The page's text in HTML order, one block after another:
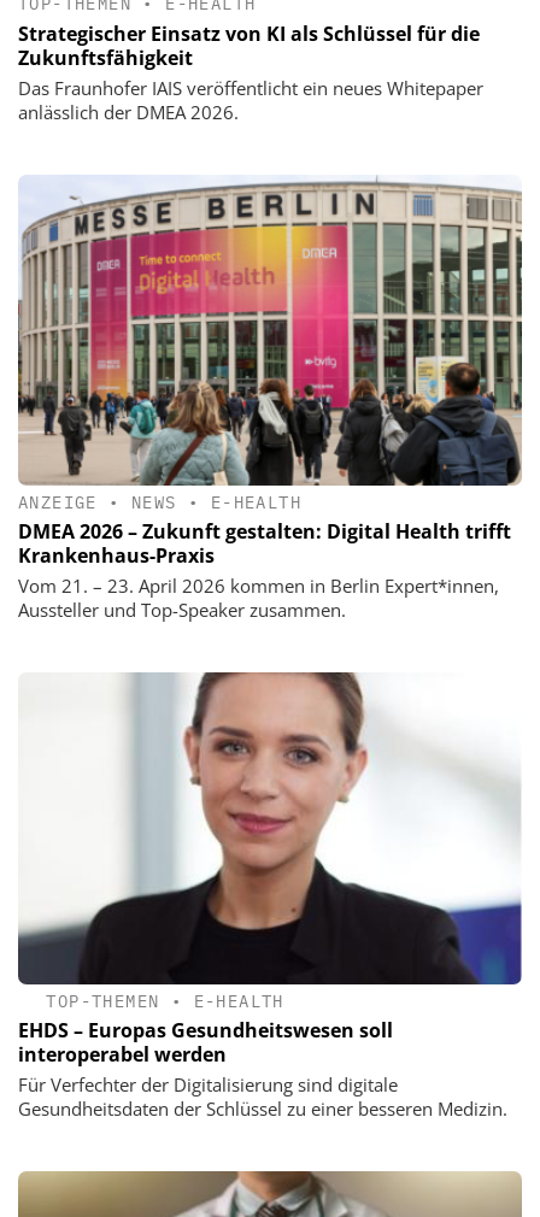
Strategischer Einsatz von KI als Schlüssel für die
Zukunftsfähigkeit
Das Fraunhofer IAIS veröffentlicht ein neues Whitepaper
anlässlich der DMEA 2026.
ANZEIGE • NEWS • E-HEALTH
DMEA 2026 – Zukunft gestalten: Digital Health trifft
Krankenhaus-Praxis
Vom 21. – 23. April 2026 kommen in Berlin Expert*innen,
Aussteller und Top-Speaker zusammen.
TOP-THEMEN • E-HEALTH
EHDS – Europas Gesundheitswesen soll
interoperabel werden
Für Verfechter der Digitalisierung sind digitale
Gesundheitsdaten der Schlüssel zu einer besseren Medizin.